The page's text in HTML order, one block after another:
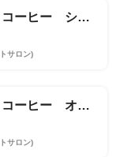
デカフェ専門イノセントコーヒー シロクマカフェ デカフェセット(コーヒーバッグ２種・コーヒー牛乳のもと1本)
サロン)
デカフェ専門イノセントコーヒー オーガニックデカフェ MIilkBrew Bace（無糖２本セット）
サロン)